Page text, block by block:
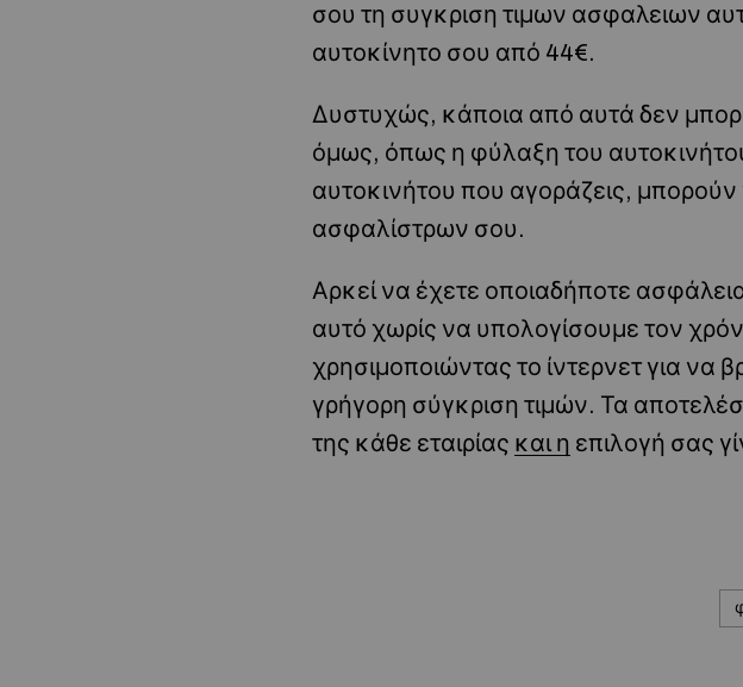
σου τη συγκριση τιμων ασφαλειων
αυτοκίνητο σου από 44€.
Δυστυχώς, κάποια από αυτά δεν
όμως, όπως η φύλαξη του
αυτοκινήτου που αγοράζεις,
ασφαλίστρων σου.
Αρκεί να έχετε οποιαδήποτε
αυτό χωρίς να υπολογίσουμε τον
χρησιμοποιώντας το ίντερνετ για να
γρήγορη σύγκριση τιμών. Τα
της κάθε εταιρίας και η επιλογή σας